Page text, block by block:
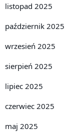
listopad 2025
październik 2025
wrzesień 2025
sierpień 2025
lipiec 2025
czerwiec 2025
maj 2025